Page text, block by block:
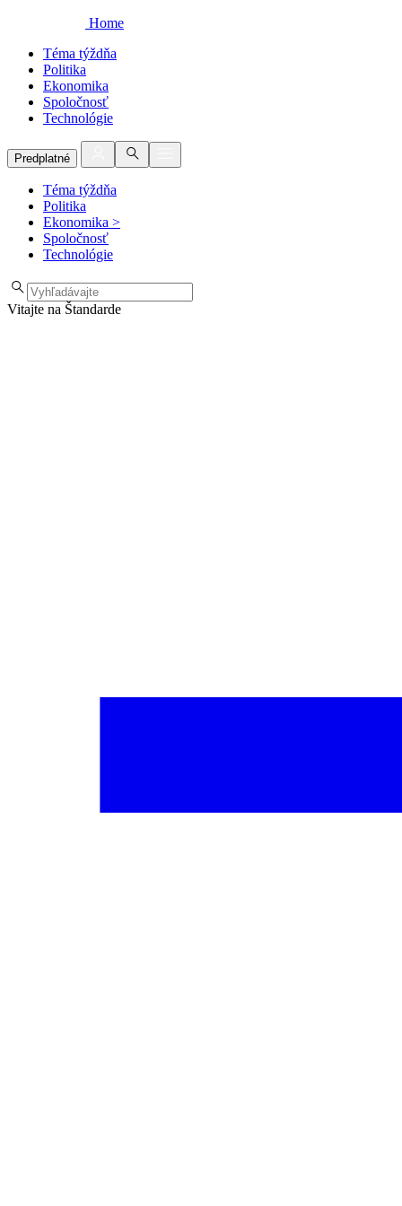
Home
Téma týždňa
Politika
Ekonomika
Spoločnosť
Technológie
Predplatné
Téma týždňa
Politika
Ekonomika >
Spoločnosť
Technológie
Vitajte na Štandarde